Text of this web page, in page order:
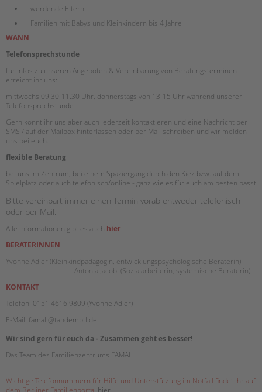
werdende Eltern
Familien mit Babys und Kleinkindern bis 4 Jahre
WANN
Telefonsprechstunde
für Infos zu unseren Angeboten & Vereinbarung von Beratungsterminen
erreicht ihr uns:
mittwochs 09.30-11.30 Uhr, donnerstags von 13-15 Uhr während unserer
Telefonsprechstunde
Gern könnt ihr uns aber auch jederzeit kontaktieren und eine Nachricht per
SMS / auf der Mailbox hinterlassen oder per Mail schreiben und wir melden
uns bei euch.
flexible Beratung
bei uns im Zentrum, bei einem Spaziergang durch den Kiez bzw. auf dem
Spielplatz oder auch telefonisch/online - ganz wie es für euch am besten passt
Bitte vereinbart immer einen Termin vorab entweder telefonisch
oder per Mail.
Alle Informationen gibt es auch hier
BERATERINNEN
Yvonne Adler (Kleinkindpädagogin, entwicklungspsychologische Beraterin)
Antonia Jacobi (Sozialarbeiterin, systemische Beraterin)
KONTAKT
Telefon: 0151 4616 9809 (Yvonne Adler)
E-Mail: famali@tandembtl.de
Wir sind gern für euch da - Zusammen geht es besser!
Das Team des Familienzentrums FAMALI
Wichtige Telefonnummern für Hilfe und Unterstützung im Notfall findet ihr auf